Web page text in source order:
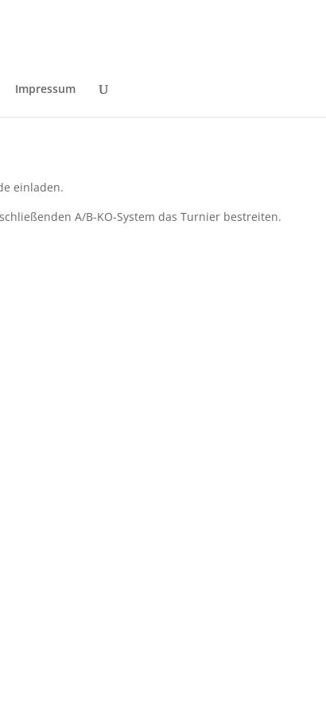
Impressum
einladen.
A/B-KO-System das Turnier bestreiten.